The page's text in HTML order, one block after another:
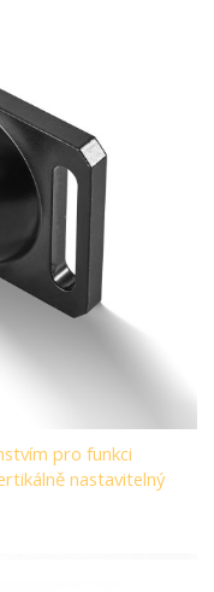
pro funkci
nastavitelný